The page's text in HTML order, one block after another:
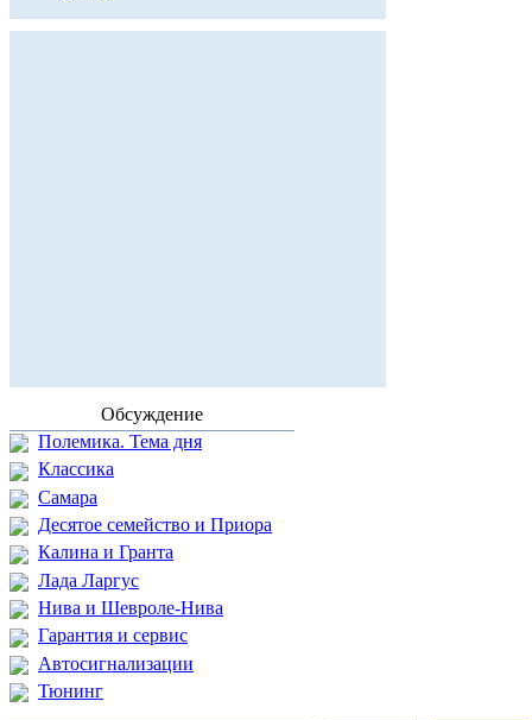
Обсуждение
Полемика. Тема дня
Классика
Самара
Десятое семейство и Приора
Калина и Гранта
Лада Ларгус
Нива и Шевроле-Нива
Гарантия и сервис
Автосигнализации
Тюнинг